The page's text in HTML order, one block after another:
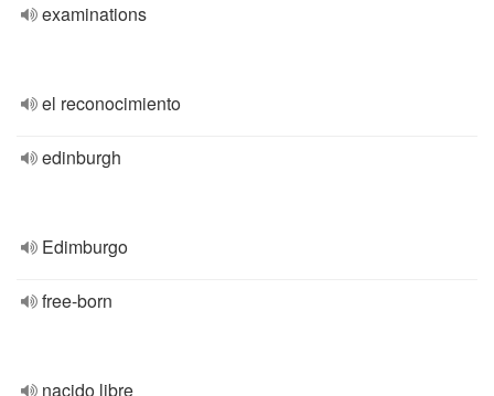
examinations
el reconocimiento
edinburgh
Edimburgo
free-born
nacido libre